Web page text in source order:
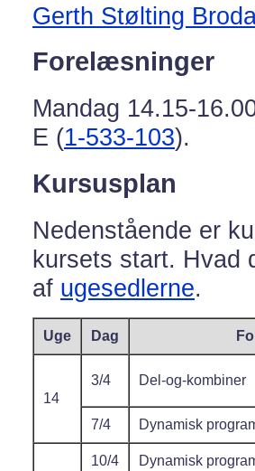
Gerth Stølting
Forelæsninger
Mandag 14.15-
E (1-533-103).
Kursusplan
Nedenstående er
kursets start. Hvad
af ugesedlerne.
Uge Dag
14
3/4 Del-og-kombiner
7/4 Dynamisk
10/4 Dynamisk